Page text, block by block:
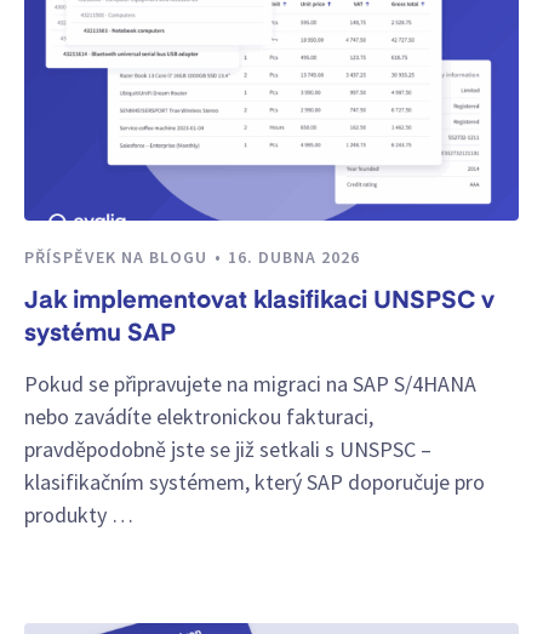
PŘÍSPĚVEK NA BLOGU 16. DUBNA 2026
Jak implementovat klasifikaci UNSPSC v
systému SAP
Pokud se připravujete na migraci na SAP S/4HANA
nebo zavádíte elektronickou fakturaci,
pravděpodobně jste se již setkali s UNSPSC –
klasifikačním systémem, který SAP doporučuje pro
produkty …